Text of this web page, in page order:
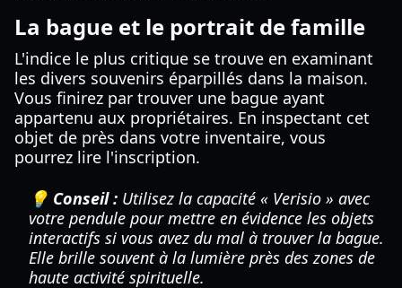
La bague et le portrait de famille
L'indice le plus critique se trouve en examinant
les divers souvenirs éparpillés dans la maison.
Vous finirez par trouver une bague ayant
appartenu aux propriétaires. En inspectant cet
objet de près dans votre inventaire, vous
pourrez lire l'inscription.
💡 Conseil : Utilisez la capacité « Verisio » avec
votre pendule pour mettre en évidence les objets
interactifs si vous avez du mal à trouver la bague.
Elle brille souvent à la lumière près des zones de
haute activité spirituelle.